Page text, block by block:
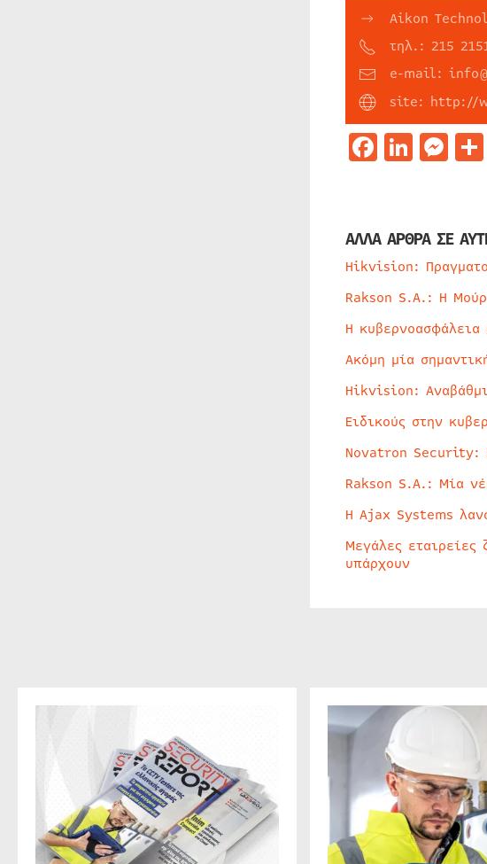
Aikon
τηλ.: 215
e-mail:
site: http://
Facebook
ΑΛΛΑ ΑΡΘΡΑ ΣΕ
Hikvision:
Rakson S.A.: Η
Η
Ακόμη μία
Hikvision:
Ειδικούς στην
Novatron Security:
Rakson S.A.: Μία
Η Ajax Systems
Μεγάλες
υπάρχουν